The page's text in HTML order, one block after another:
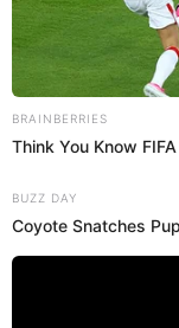
Reportan que estructura
Crédito: Composición: El